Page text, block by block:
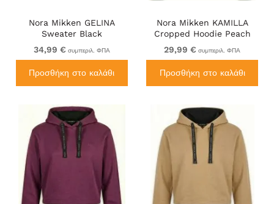
Nora Mikken GELINA
Sweater Black
34,99 € συμπεριλ. ΦΠΑ
Προσθήκη στο καλάθι
Nora Mikken KAMILLA
Cropped Hoodie Peach
Whip
29,99 € συμπεριλ. ΦΠΑ
Προσθήκη στο καλάθι